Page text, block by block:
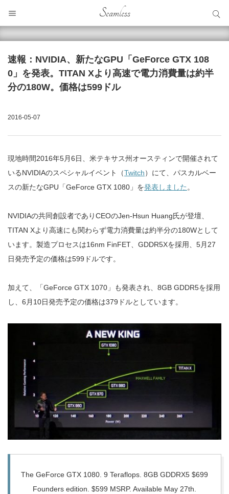
Seamless
速報：NVIDIA、新たなGPU「GeForce GTX 108
0」を発表。TITAN Xより高速で電力消費量は約半
分の180W。価格は599ドル
2016-05-07
現地時間2016年5月6日、米テキサス州オースティンで開催されて
いるNVIDIAのスペシャルイベント（Twitch）にて、パスカルベー
スの新たなGPU「GeForce GTX 1080」を発表しました 。
NVIDIAの共同創設者でありCEOのJen-Hsun Huang氏が登壇、
TITAN Xより高速にも関わらず電力消費量は約半分の180Wとして
います。製造プロセスは16nm FinFET、GDDR5Xを採用、5月27
日発売予定の価格は599ドルです。
加えて、「GeForce GTX 1070」も発表され、8GB GDDR5を採用
し、6月10日発売予定の価格は379ドルとしています。
The GeForce GTX 1080. 9 Teraflops. 8GB GDDRX5 $699
Founders edition. $599 MSRP. Available May 27th.
サイト内検索